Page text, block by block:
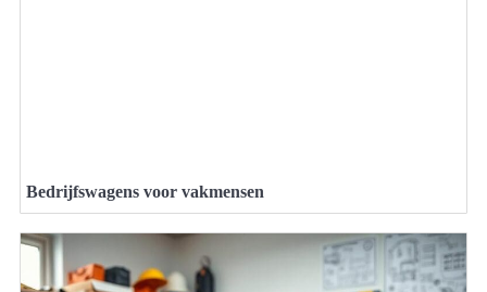
Bedrijfswagens voor vakmensen